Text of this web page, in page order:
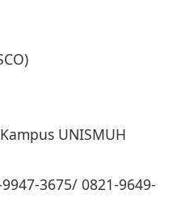
UNISMUH
3675/ 0821-9649-